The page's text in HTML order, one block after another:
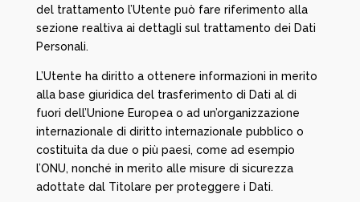
del trattamento l’Utente può fare riferimento alla
sezione realtiva ai dettagli sul trattamento dei Dati
Personali.
L’Utente ha diritto a ottenere informazioni in merito
alla base giuridica del trasferimento di Dati al di
fuori dell’Unione Europea o ad un’organizzazione
internazionale di diritto internazionale pubblico o
costituita da due o più paesi, come ad esempio
l’ONU, nonché in merito alle misure di sicurezza
adottate dal Titolare per proteggere i Dati.